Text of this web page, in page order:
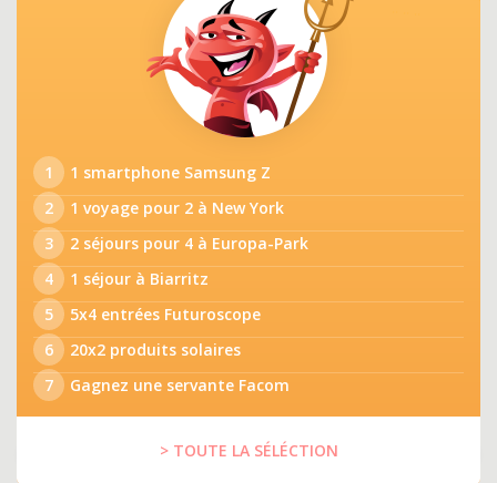
1
1 smartphone Samsung Z
2
1 voyage pour 2 à New York
3
2 séjours pour 4 à Europa-Park
4
1 séjour à Biarritz
5
5x4 entrées Futuroscope
6
20x2 produits solaires
7
Gagnez une servante Facom
> TOUTE LA SÉLÉCTION